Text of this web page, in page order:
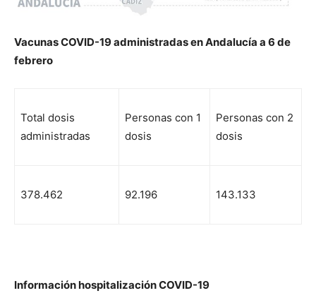
Vacunas COVID-19 administradas en Andalucía a 6 de
febrero
Total dosis
administradas
Personas con 1
dosis
Personas con 2
dosis
378.462 92.196 143.133
Información hospitalización COVID-19